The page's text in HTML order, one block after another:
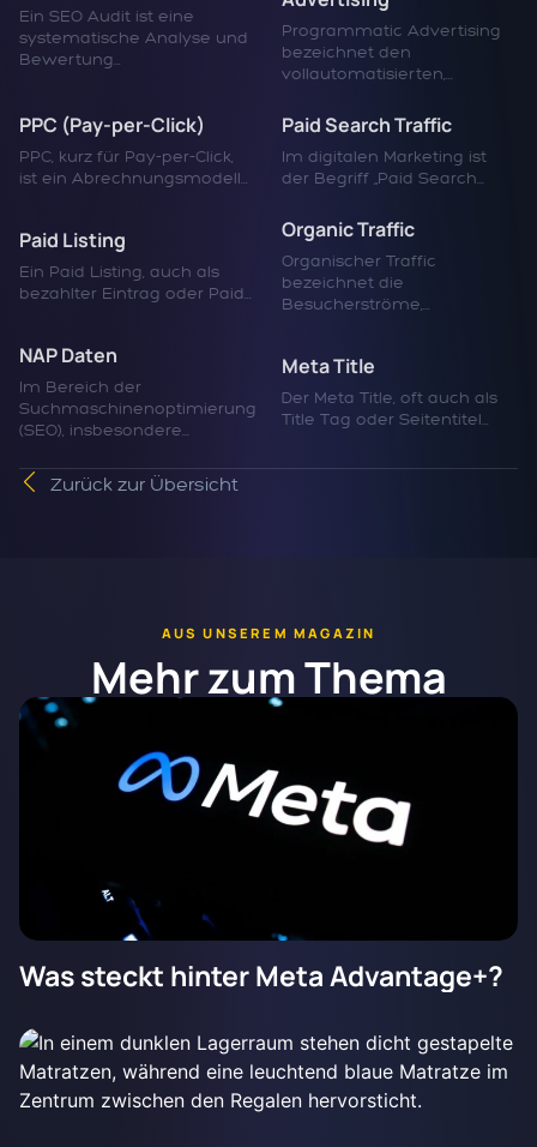
Ein SEO Audit ist eine
systematische Analyse und
Bewertung...
Programmatic Advertising
bezeichnet den
vollautomatisierten,...
PPC (Pay-per-Click)
PPC, kurz für Pay-per-Click,
ist ein Abrechnungsmodell...
Paid Search Traffic
Im digitalen Marketing ist
der Begriff „Paid Search...
Paid Listing
Ein Paid Listing, auch als
bezahlter Eintrag oder Paid...
Organic Traffic
Organischer Traffic
bezeichnet die
Besucherströme,...
NAP Daten
Im Bereich der
Suchmaschinenoptimierung
(SEO), insbesondere...
Meta Title
Der Meta Title, oft auch als
Title Tag oder Seitentitel...
Zurück zur Übersicht
AUS UNSEREM MAGAZIN
Mehr zum Thema
Was steckt hinter Meta Advantage+?